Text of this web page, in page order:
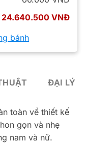
24.640.500 VNĐ
bánh
ĐẠI LÝ
toàn về thiết kế
gọn và nhẹ
nam và nữ.